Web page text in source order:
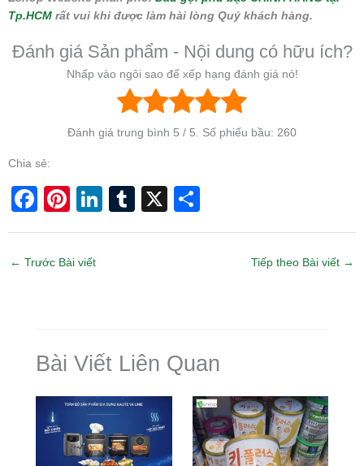
Tp.HCM rất vui khi được làm hài lòng Quý khách hàng.
Đánh giá Sản phẩm - Nội dung có hữu ích?
Nhấp vào ngôi sao để xếp hạng đánh giá nó!
Đánh giá trung bình 5 / 5. Số phiếu bầu: 260
Chia sẻ:
F
a
c
o
k
Pi
nt
er
Li
n
T
u
X
h
← Trước Bài viết Tiếp theo Bài viết →
Bài Viết Liên Quan